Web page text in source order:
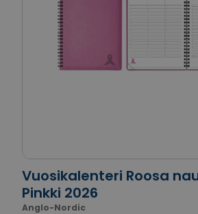
Vuosikalenteri Roosa
Pinkki 2026
Anglo-Nordic